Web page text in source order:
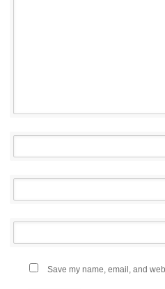
Save my name, email, and